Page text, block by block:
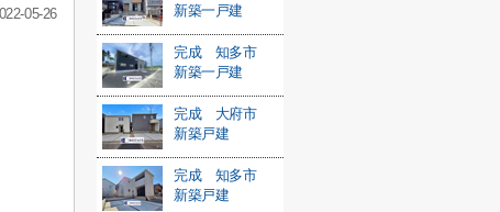
05-26
新築一戸建
完成 知多市
新築一戸建
完成 大府市
新築戸建
完成 知多市
新築戸建